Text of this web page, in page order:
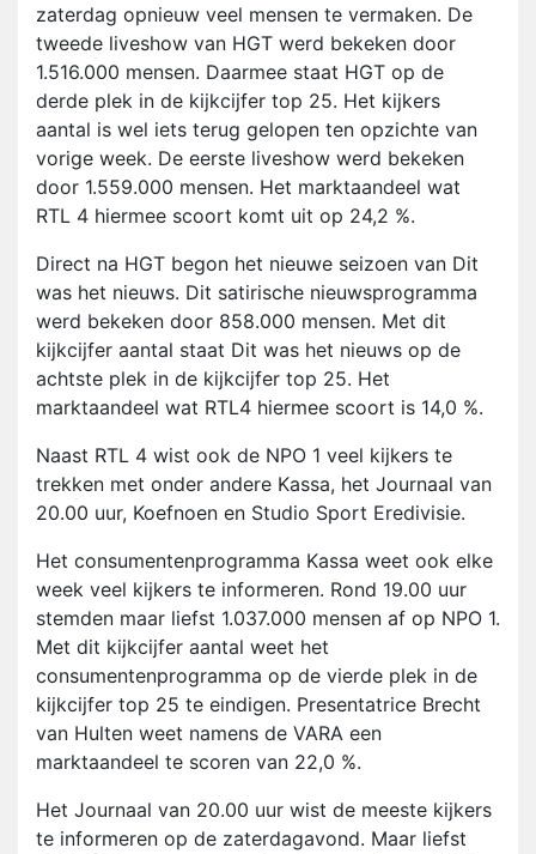
zaterdag opnieuw veel mensen te vermaken. De
tweede liveshow van HGT werd bekeken door
1.516.000 mensen. Daarmee staat HGT op de
derde plek in de kijkcijfer top 25. Het kijkers
aantal is wel iets terug gelopen ten opzichte van
vorige week. De eerste liveshow werd bekeken
door 1.559.000 mensen. Het marktaandeel wat
RTL 4 hiermee scoort komt uit op 24,2 %.
Direct na HGT begon het nieuwe seizoen van Dit
was het nieuws. Dit satirische nieuwsprogramma
werd bekeken door 858.000 mensen. Met dit
kijkcijfer aantal staat Dit was het nieuws op de
achtste plek in de kijkcijfer top 25. Het
marktaandeel wat RTL4 hiermee scoort is 14,0 %.
Naast RTL 4 wist ook de NPO 1 veel kijkers te
trekken met onder andere Kassa, het Journaal van
20.00 uur, Koefnoen en Studio Sport Eredivisie.
Het consumentenprogramma Kassa weet ook elke
week veel kijkers te informeren. Rond 19.00 uur
stemden maar liefst 1.037.000 mensen af op NPO 1.
Met dit kijkcijfer aantal weet het
consumentenprogramma op de vierde plek in de
kijkcijfer top 25 te eindigen. Presentatrice Brecht
van Hulten weet namens de VARA een
marktaandeel te scoren van 22,0 %.
Het Journaal van 20.00 uur wist de meeste kijkers
te informeren op de zaterdagavond. Maar liefst